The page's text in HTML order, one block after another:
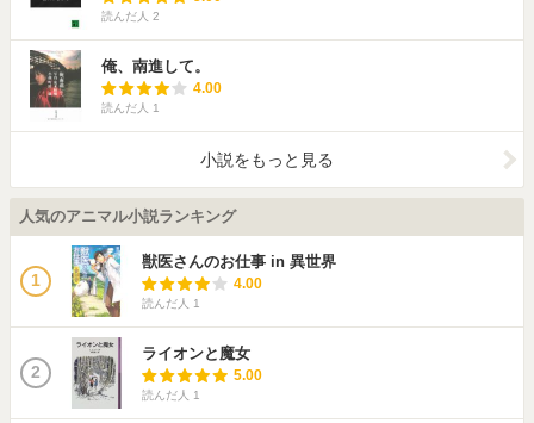
読んだ人 2
俺、南進して。
4.00
読んだ人 1
小説をもっと見る
人気のアニマル小説ランキング
1
獣医さんのお仕事 in 異世界
4.00
読んだ人 1
2
ライオンと魔女
5.00
読んだ人 1